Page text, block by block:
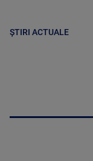
ȘTIRI ACTUALE